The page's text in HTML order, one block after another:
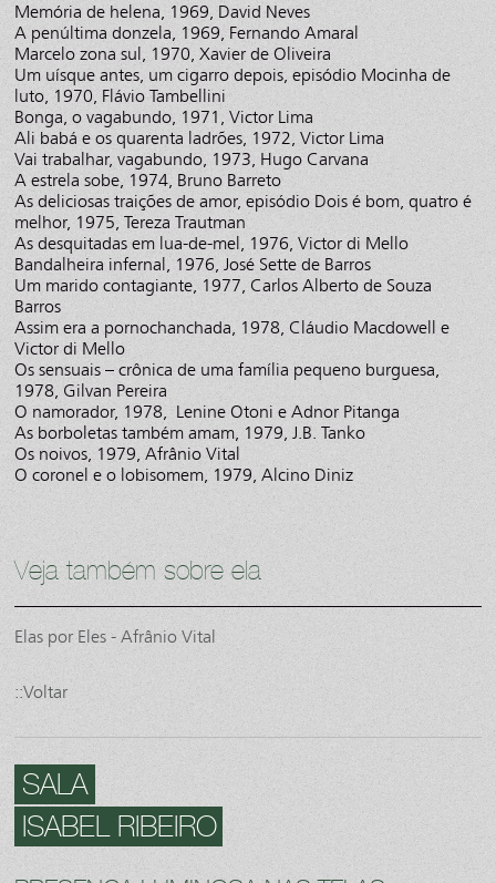
Memória de helena, 1969, David Neves
A penúltima donzela, 1969, Fernando Amaral
Marcelo zona sul, 1970, Xavier de Oliveira
Um uísque antes, um cigarro depois, episódio Mocinha de
luto, 1970, Flávio Tambellini
Bonga, o vagabundo, 1971, Victor Lima
Ali babá e os quarenta ladrões, 1972, Victor Lima
Vai trabalhar, vagabundo, 1973, Hugo Carvana
A estrela sobe, 1974, Bruno Barreto
As deliciosas traições de amor, episódio Dois é bom, quatro é
melhor, 1975, Tereza Trautman
As desquitadas em lua-de-mel, 1976, Victor di Mello
Bandalheira infernal, 1976, José Sette de Barros
Um marido contagiante, 1977, Carlos Alberto de Souza
Barros
Assim era a pornochanchada, 1978, Cláudio Macdowell e
Victor di Mello
Os sensuais – crônica de uma família pequeno burguesa,
1978, Gilvan Pereira
O namorador, 1978, Lenine Otoni e Adnor Pitanga
As borboletas também amam, 1979, J.B. Tanko
Os noivos, 1979, Afrânio Vital
O coronel e o lobisomem, 1979, Alcino Diniz
Veja também sobre ela
Elas por Eles - Afrânio Vital
::Voltar
SALA
ISABEL RIBEIRO